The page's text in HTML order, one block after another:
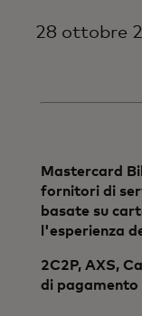
28 ottobre
Mastercard
fornitori di
basate su
l'esperienza
2C2P, AXS,
di pagamento